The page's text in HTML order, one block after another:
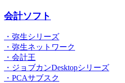
会計ソフト
・弥生シリーズ
・弥生ネットワーク
・会計王
・ジョブカンDesktopシリーズ
・PCAサブスク